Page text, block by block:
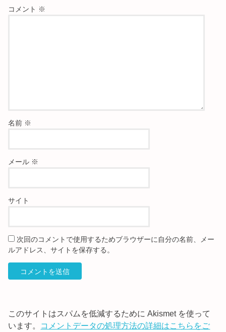
コメント ※
名前 ※
メール ※
サイト
次回のコメントで使用するためブラウザーに自分の名前、メー
ルアドレス、サイトを保存する。
このサイトはスパムを低減するために Akismet を使って
います。 コメントデータの処理方法の詳細はこちらをご